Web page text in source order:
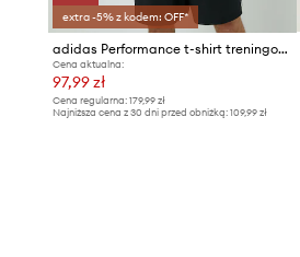
extra -5% z kodem: OFF*
adidas Performance t-shirt treningowy Club
Cena aktualna:
97,99 zł
Cena regularna: 179,99 zł
Najniższa cena z 30 dni przed obniżką: 109,99 zł